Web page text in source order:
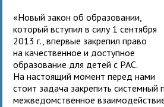
«Новый закон об образовании,
который вступил в силу 1 сентября
2013 г., впервые закрепил право
на качественное и доступное
образование для детей с РАС.
На настоящий момент перед нами
стоит задача закрепить системный
межведомственное